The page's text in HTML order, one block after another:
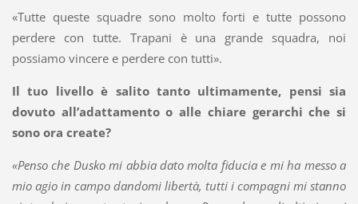
«Tutte queste squadre sono molto forti e tutte possono
perdere con tutte. Trapani è una grande squadra, noi
possiamo vincere e perdere con tutti».
Il tuo livello è salito tanto ultimamente, pensi sia
dovuto all’adattamento o alle chiare gerarchi che si
sono ora create?
«Penso che Dusko mi abbia dato molta fiducia e mi ha messo a
mio agio in campo dandomi libertà, tutti i compagni mi stanno